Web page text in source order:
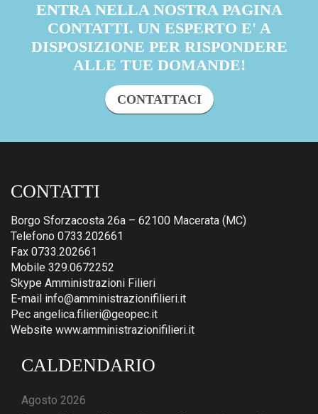
ENTRA NELLA NOSTRA PAGINA
CONTATTI. UN ESPERTO E' A
DISPOSIZIONE PER RISPONDERE
ALLE TUE DOMANDE!
CONTATTACI
CONTATTI
Borgo Sforzacosta 26a – 62100 Macerata (MC)
Telefono 0733.202661
Fax 0733.202661
Mobile 329.0672252
Skype Amministrazioni Filieri
E-mail info@amministrazionifilieri.it
Pec angelica.filieri@geopec.it
Website www.amministrazionifilieri.it
CALDENDARIO
Agosto 2026